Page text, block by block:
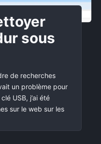
sous
de recherches
un problème pour
USB, j’ai été
sur le web sur les